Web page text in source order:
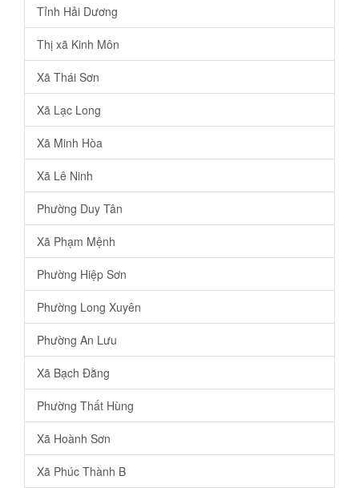
Tỉnh Hải Dương
Thị xã Kinh Môn
Xã Thái Sơn
Xã Lạc Long
Xã Minh Hòa
Xã Lê Ninh
Phường Duy Tân
Xã Phạm Mệnh
Phường Hiệp Sơn
Phường Long Xuyên
Phường An Lưu
Xã Bạch Đằng
Phường Thất Hùng
Xã Hoành Sơn
Xã Phúc Thành B